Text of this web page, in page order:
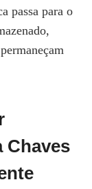
passa para o
Chaves